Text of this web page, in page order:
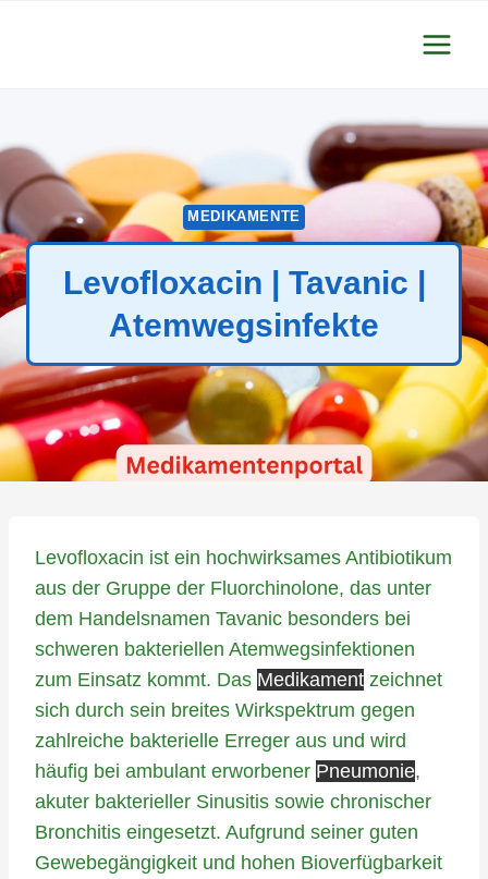
MEDIKAMENTE
Levofloxacin | Tavanic |
Atemwegsinfekte
Levofloxacin ist ein hochwirksames Antibiotikum
aus der Gruppe der Fluorchinolone, das unter
dem Handelsnamen Tavanic besonders bei
schweren bakteriellen Atemwegsinfektionen
zum Einsatz kommt. Das Medikament zeichnet
sich durch sein breites Wirkspektrum gegen
zahlreiche bakterielle Erreger aus und wird
häufig bei ambulant erworbener Pneumonie,
akuter bakterieller Sinusitis sowie chronischer
Bronchitis eingesetzt. Aufgrund seiner guten
Gewebegängigkeit und hohen Bioverfügbarkeit